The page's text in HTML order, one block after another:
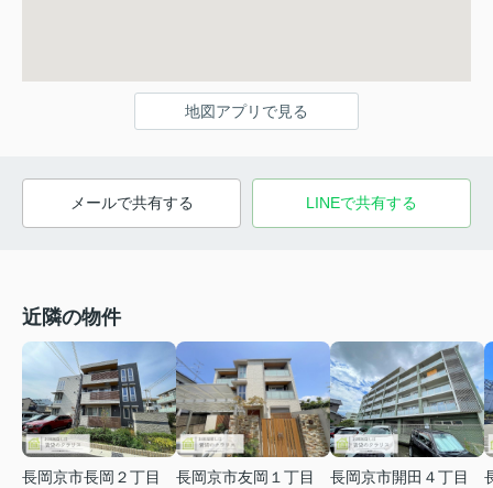
地図アプリで見る
メールで共有する LINEで共有する
近隣の物件
長岡京市長岡２丁目
長岡京市友岡１丁目
長岡京市開田４丁目